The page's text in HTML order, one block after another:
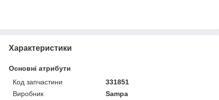
Характеристики
Основні атрибути
Код запчастини
331851
Виробник
Sampa